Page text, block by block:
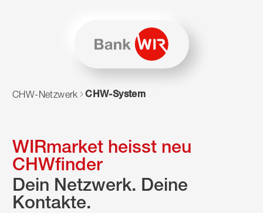
Zum Navigieren dieser Seite wird JavaScript benötigt.
CHW-Netzwerk CHW-System
WIRmarket heisst neu
CHWfinder
Dein Netzwerk. Deine
Kontakte.